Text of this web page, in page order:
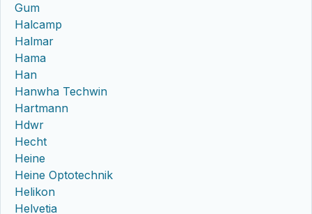
Gum
Halcamp
Halmar
Hama
Han
Hanwha Techwin
Hartmann
Hdwr
Hecht
Heine
Heine Optotechnik
Helikon
Helvetia